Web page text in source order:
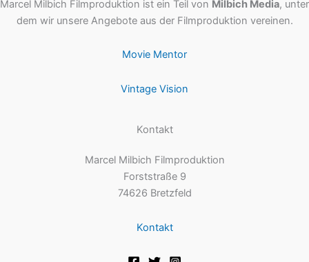
Marcel Milbich Filmproduktion ist ein Teil von Milbich Media, unter
dem wir unsere Angebote aus der Filmproduktion vereinen.
Movie Mentor
Vintage Vision
Kontakt
Marcel Milbich Filmproduktion
Forststraße 9
74626 Bretzfeld
Kontakt